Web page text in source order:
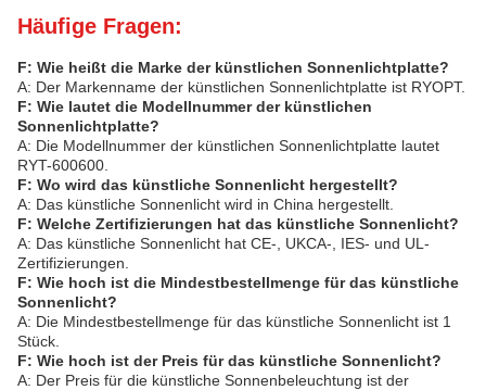
Häufige Fragen:
F: Wie heißt die Marke der künstlichen Sonnenlichtplatte?
A: Der Markenname der künstlichen Sonnenlichtplatte ist RYOPT.
F: Wie lautet die Modellnummer der künstlichen
Sonnenlichtplatte?
A: Die Modellnummer der künstlichen Sonnenlichtplatte lautet
RYT-600600.
F: Wo wird das künstliche Sonnenlicht hergestellt?
A: Das künstliche Sonnenlicht wird in China hergestellt.
F: Welche Zertifizierungen hat das künstliche Sonnenlicht?
A: Das künstliche Sonnenlicht hat CE-, UKCA-, IES- und UL-
Zertifizierungen.
F: Wie hoch ist die Mindestbestellmenge für das künstliche
Sonnenlicht?
A: Die Mindestbestellmenge für das künstliche Sonnenlicht ist 1
Stück.
F: Wie hoch ist der Preis für das künstliche Sonnenlicht?
A: Der Preis für die künstliche Sonnenbeleuchtung ist der